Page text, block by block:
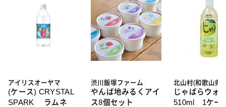
アイリスオーヤマ
(ケース) CRYSTAL
SPARK ラムネ
渋川飯塚ファーム
やんば地みるくアイ
ス8個セット
北山村(和歌山県)
じゃばらウォ
510ml 1ケー